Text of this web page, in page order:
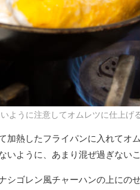
ように注意してオムレツに仕上げ
加熱したフライパンに入れてオ
ように、あまり混ぜ過ぎないこ
シゴレン風チャーハンの上にの